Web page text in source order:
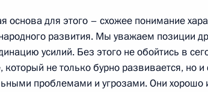
на собрании ветеранов Великой
посвященном 60-летию полного снятия
основа для этого – схожее понимание
развития. Мы уважаем позиции
усилий. Без этого не обойтись в
который не только бурно развивается, но
проблемами и угрозами. Они хорошо